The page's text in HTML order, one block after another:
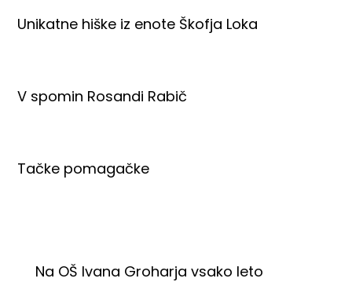
Unikatne hiške iz enote Škofja Loka
V spomin Rosandi Rabič
Tačke pomagačke
Na OŠ Ivana Groharja vsako leto